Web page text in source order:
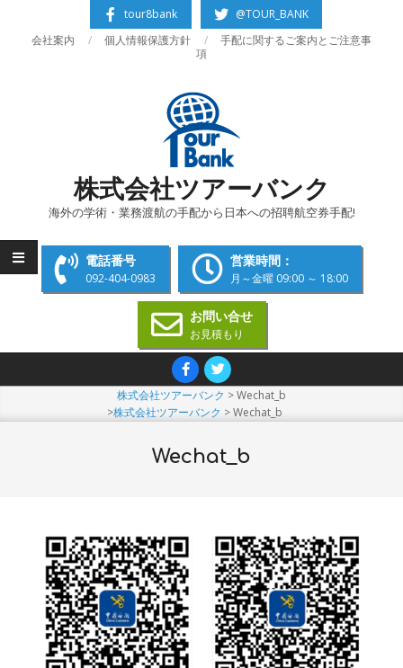
tour8bank
@TOUR_BANK
会社案内
個人情報保護方針
手配に関するご案内とご注意事
項
株式会社ツアーバンク
海外の学術・業務渡航の手配から日本への招聘航空券手配!
電話番号
092-404-0983
営業時間：
月～金曜 09:00 ～ 18:00
お問い合せ
お見積もり
Navigation
株式会社ツアーバンク >Wechat_b
>株式会社ツアーバンク >Wechat_b
Wechat_b